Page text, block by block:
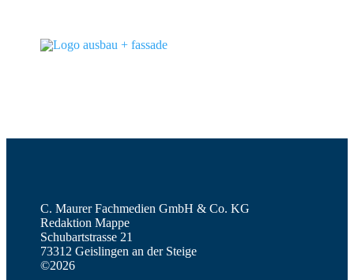
C. Maurer Fachmedien GmbH & Co. KG
Redaktion Mappe
Schubartstrasse 21
73312 Geislingen an der Steige
©2026